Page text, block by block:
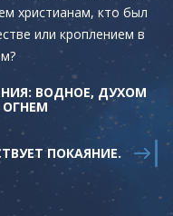
христианам, кто был
или кроплением в
ВОДНОЕ, ДУХОМ
ПОКАЯНИЕ.